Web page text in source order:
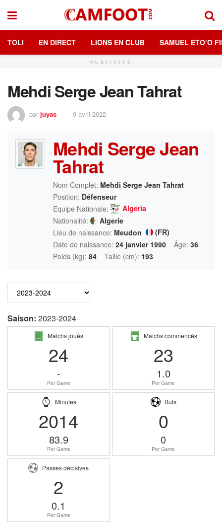
TOLI EN DIRECT LIONS EN CLUB SAMUEL ETO’O
PUBLICITÉ
Mehdi Serge Jean Tahrat
par juyas 9 avril 2022
Mehdi Serge Jean
Tahrat
Nom Complet: Mehdi Serge Jean Tahrat
Position: Défenseur
Equipe Nationale:
Algeria
Nationalité:
Algerie
Lieu de naissance: Meudon
(FR)
Date de naissance: 24 janvier 1990 Âge: 36
Poids (kg): 84 Taille (cm): 193
Saison: 2023-2024
Matchs joués
24
-
Per Game
Matchs commencés
23
1.0
Per Game
Minutes
2014
83.9
Per Game
Buts
0
0
Per Game
Passes décisives
2
0.1
Per Game